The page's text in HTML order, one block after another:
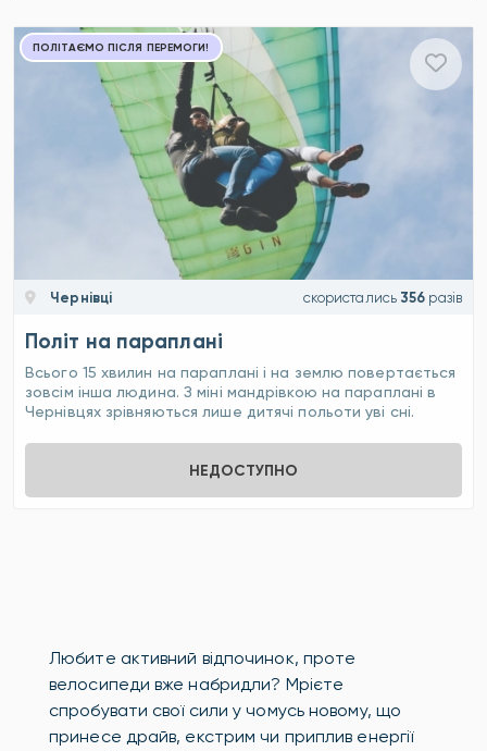
ПОЛІТАЄМО ПІСЛЯ ПЕРЕМОГИ!
Чернівці скористались 356 разів
Політ на параплані
Всього 15 хвилин на параплані і на землю повертається
зовсім інша людина. З міні мандрівкою на параплані в
Чернівцях зрівняються лише дитячі польоти уві сні.
НЕДОСТУПНО
Любите активний відпочинок, проте
велосипеди вже набридли? Мрієте
спробувати свої сили у чомусь новому, що
принесе драйв, екстрим чи приплив енергії